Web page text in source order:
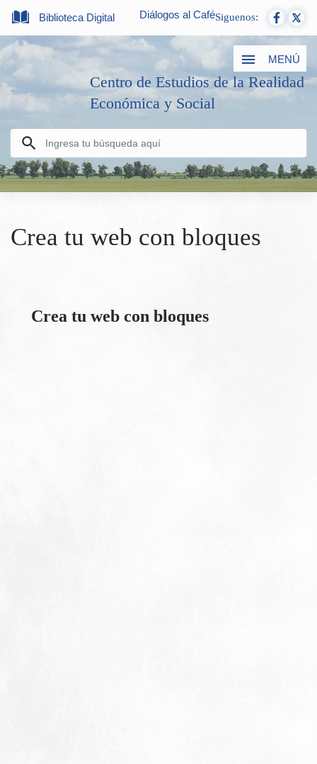
Biblioteca Digital Diálogos al CaféSiguenos:
MENÚ
Centro de Estudios de la Realidad
Económica y Social
Crea tu web con bloques
Crea tu web con bloques